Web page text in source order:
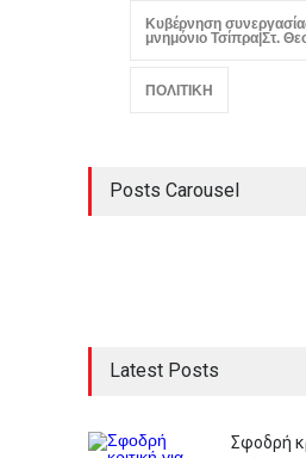
Κυβέρνηση
μνημόνιο Τσίπρα|Στ.
ΠΟΛΙΤΙΚΗ
Posts Carousel
Latest Posts
Σφοδρή